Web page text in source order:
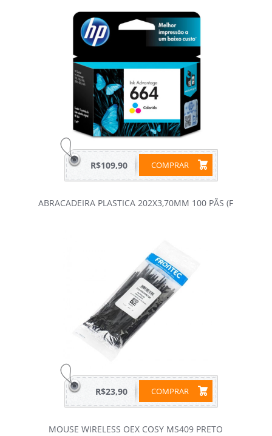
COMPRAR
R$109,90
ABRACADEIRA PLASTICA 202X3,70MM 100 PÃS (F
COMPRAR
R$23,90
MOUSE WIRELESS OEX COSY MS409 PRETO